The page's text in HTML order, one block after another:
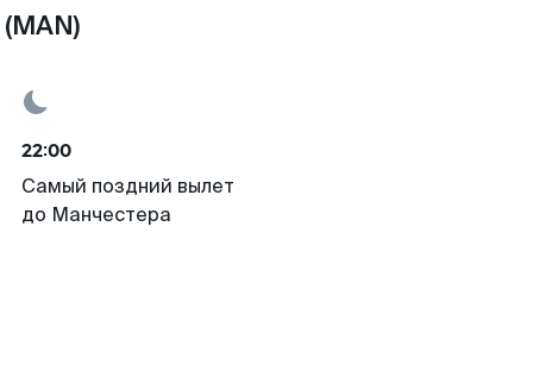
22:00
Самый поздний вылет
до Манчестера